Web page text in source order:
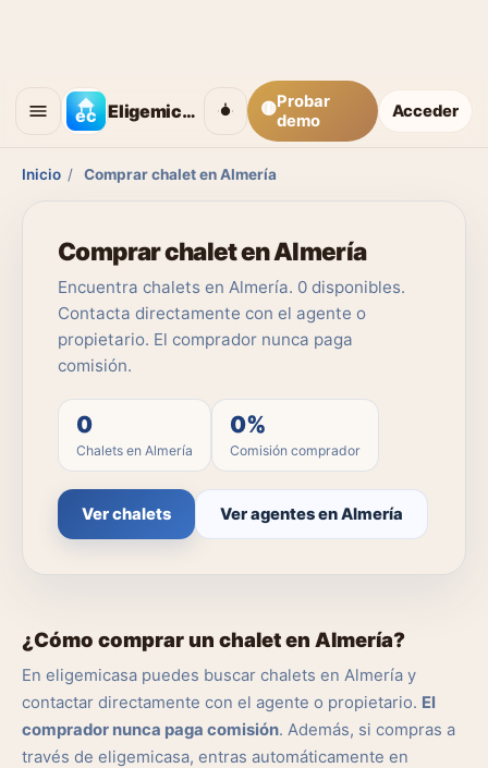
Eligemicasa 🟡Probar
demo
Acceder
Inicio / Comprar chalet en Almería
Comprar chalet en Almería
Encuentra chalets en Almería. 0 disponibles.
Contacta directamente con el agente o
propietario. El comprador nunca paga
comisión.
0
Chalets en Almería
0%
Comisión comprador
Ver chalets Ver agentes en Almería
¿Cómo comprar un chalet en Almería?
En eligemicasa puedes buscar chalets en Almería y
contactar directamente con el agente o propietario. El
comprador nunca paga comisión. Además, si compras a
través de eligemicasa, entras automáticamente en